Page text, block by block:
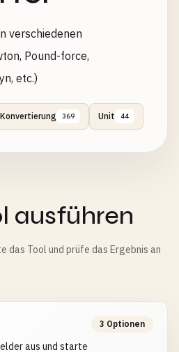
verschiedenen
Pound-force,
etc.)
Konvertierung 369 Unit 44
ausführen
das Tool und prüfe das Ergebnis an
aus und starte
3 Optionen